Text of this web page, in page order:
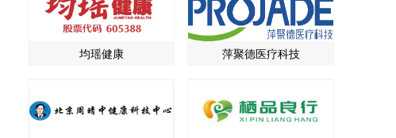
均瑶健康 萍聚德医疗科技